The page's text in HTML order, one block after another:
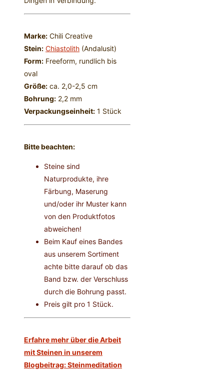
Marke: Chili Creative
Stein: Chiastolith (Andalusit)
Form: Freeform, rundlich bis
oval
Größe: ca. 2,0-2,5 cm
Bohrung: 2,2 mm
Verpackungseinheit: 1 Stück
Bitte beachten:
Steine sind
Naturprodukte, ihre
Färbung, Maserung
und/oder ihr Muster kann
von den Produktfotos
abweichen!
Beim Kauf eines Bandes
aus unserem Sortiment
achte bitte darauf ob das
Band bzw. der Verschluss
durch die Bohrung passt.
Preis gilt pro 1 Stück.
Erfahre mehr über die Arbeit
mit Steinen in unserem
Blogbeitrag: Steinmeditation